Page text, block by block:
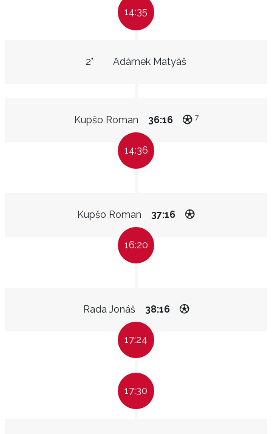
14:35
Adámek Matyáš
2"
Kupšo Roman 36:16 7
14:36
Kupšo Roman 37:16
16:20
Rada Jonáš 38:16
17:24
17:30